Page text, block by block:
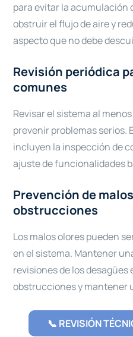
para evitar la acumulación
obstruir el flujo de aire y
aspecto que no debe
Revisión periódica
comunes
Revisar el sistema al
prevenir problemas serios.
incluyen la inspección de
ajuste de funcionalidades
Prevención de
obstrucciones
Los malos olores pueden
en el sistema. Mantener
revisiones de los
obstrucciones y mantener
📞 REVISIÓN